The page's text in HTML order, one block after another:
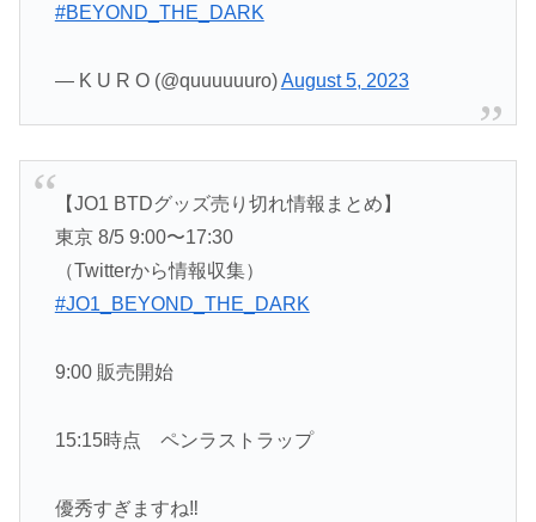
#BEYOND_THE_DARK
— K U R O (@quuuuuuro)August 5, 2023
【JO1 BTDグッズ売り切れ情報まとめ】
東京 8/5 9:00〜17:30
（Twitterから情報収集）
#JO1_BEYOND_THE_DARK
9:00 販売開始
15:15時点 ペンラストラップ
優秀すぎますね‼️